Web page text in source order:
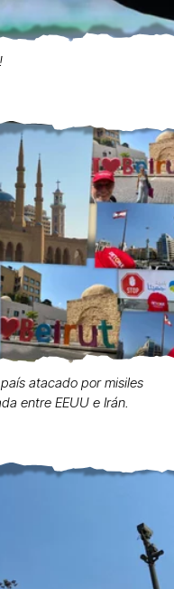
atacado por misiles
entre EEUU e Irán.